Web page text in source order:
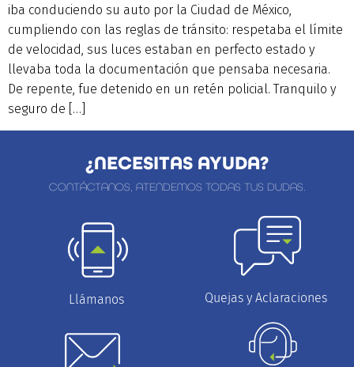
iba conduciendo su auto por la Ciudad de México,
cumpliendo con las reglas de tránsito: respetaba el límite
de velocidad, sus luces estaban en perfecto estado y
llevaba toda la documentación que pensaba necesaria.
De repente, fue detenido en un retén policial. Tranquilo y
seguro de […]
¿NECESITAS AYUDA?
CONTÁCTANOS, ATENDEMOS TODAS TUS DUDAS.
Llámanos Quejas y Aclaraciones